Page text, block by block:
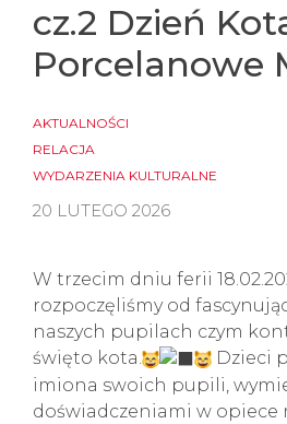
cz.2 Dzień
Porcelanowe
AKTUALNOŚCI
RELACJA
WYDARZENIA KULTURALNE
20 LUTEGO 2026
W trzecim dniu ferii
rozpoczęliśmy od
naszych pupilach czym
święto kota.
Dzieci
imiona swoich pupili,
doświadczeniami w opiece